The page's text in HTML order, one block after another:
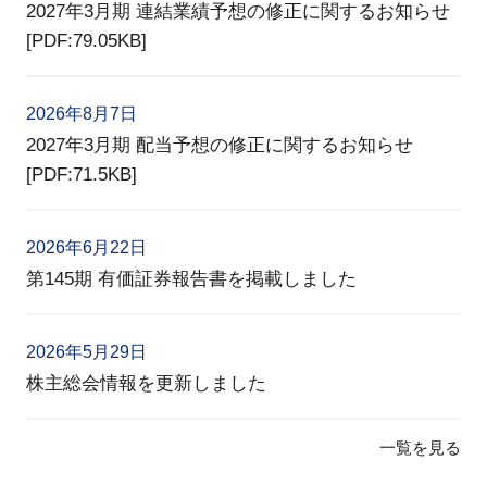
2027年3月期 連結業績予想の修正に関するお知らせ
[PDF:79.05KB]
2026年8月7日
2027年3月期 配当予想の修正に関するお知らせ
[PDF:71.5KB]
2026年6月22日
第145期 有価証券報告書を掲載しました
2026年5月29日
株主総会情報を更新しました
一覧を見る